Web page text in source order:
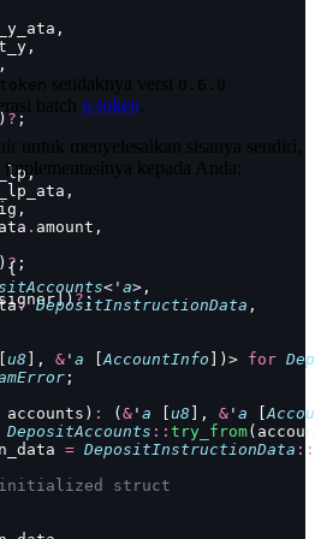
? ;
. amount,
? ;
? ;
setidaknya versi 0.6.0
batch p-token
untuk menyelesaikan sisanya sendiri,
kepada Anda:
{
<' a>,
: DepositInstructionData ,
u8 ], & ' a [AccountInfo ])> for
;
: ( & ' a u8 ], & ' a [
DepositAccounts :: try_from
= DepositInstructionData ::
struct